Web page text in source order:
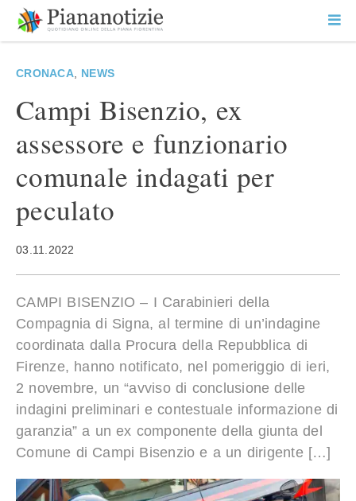
contenuto
SEARCH
CRONACA, NEWS
Campi Bisenzio, ex
assessore e funzionario
comunale indagati per
peculato
03.11.2022
CAMPI BISENZIO – I Carabinieri della
Compagnia di Signa, al termine di un’indagine
coordinata dalla Procura della Repubblica di
Firenze, hanno notificato, nel pomeriggio di ieri,
2 novembre, un “avviso di conclusione delle
indagini preliminari e contestuale informazione di
garanzia” a un ex componente della giunta del
Comune di Campi Bisenzio e a un dirigente […]